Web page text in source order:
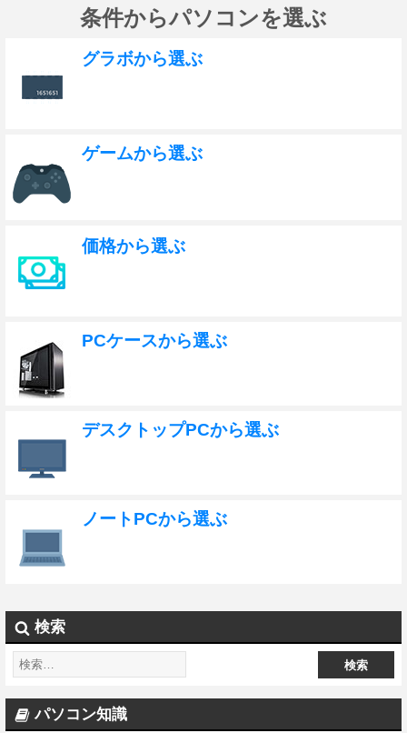
条件からパソコンを選ぶ
グラボから選ぶ
ゲームから選ぶ
価格から選ぶ
PCケースから選ぶ
デスクトップPCから選ぶ
ノートPCから選ぶ
検索
パソコン知識